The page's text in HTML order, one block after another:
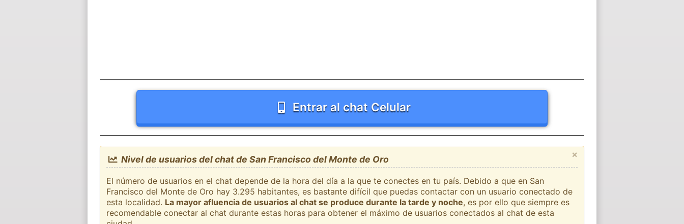
Entrar al chat Celular
×
Nivel de usuarios del chat de San Francisco del Monte de Oro
El número de usuarios en el chat depende de la hora del día a la que te conectes en tu país. Debido a que en San
Francisco del Monte de Oro hay 3.295 habitantes, es bastante difícil que puedas contactar con un usuario conectado de
esta localidad. La mayor afluencia de usuarios al chat se produce durante la tarde y noche, es por ello que siempre es
recomendable conectar al chat durante estas horas para obtener el máximo de usuarios conectados al chat de esta